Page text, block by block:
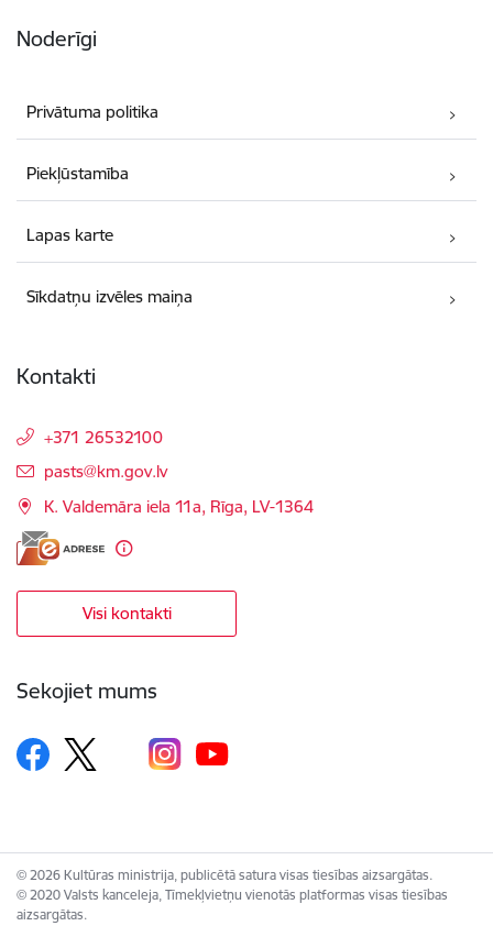
Noderīgi
Privātuma politika
Piekļūstamība
Lapas karte
Sīkdatņu izvēles maiņa
Kontakti
+371 26532100
E-pasts:
pasts@km.gov.lv
K. Valdemāra iela 11a, Rīga, LV-1364
Visi kontakti
Sekojiet mums
© 2026 Kultūras ministrija, publicētā satura visas tiesības aizsargātas.
© 2020 Valsts kanceleja, Tīmekļvietņu vienotās platformas visas tiesības
aizsargātas.